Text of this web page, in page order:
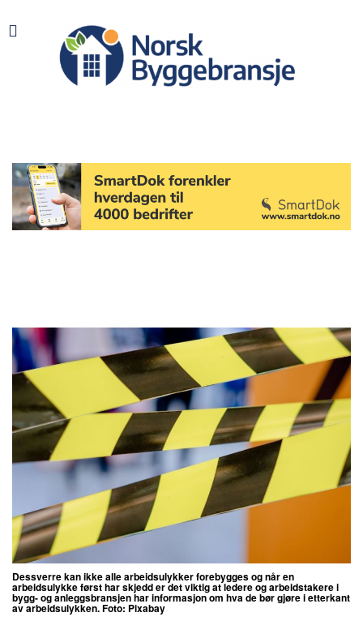
Dessverre kan ikke alle arbeidsulykker forebygges og når en
arbeidsulykke først har skjedd er det viktig at ledere og arbeidstakere i
bygg- og anleggsbransjen har informasjon om hva de bør gjøre i etterkant
av arbeidsulykken. Foto: Pixabay